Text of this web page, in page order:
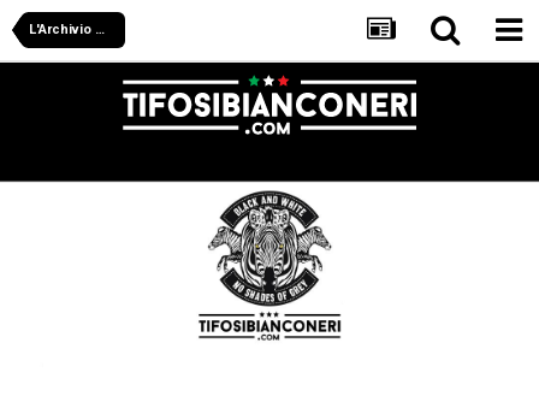
L'Archivio Di Tifosibianconeri.com